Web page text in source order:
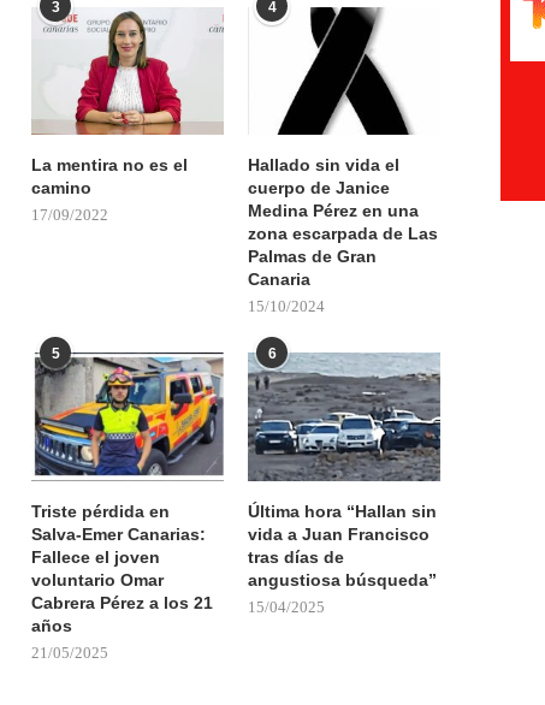
3
La mentira no es el
camino
17/09/2022
4
Hallado sin vida el
cuerpo de Janice
Medina Pérez en una
zona escarpada de Las
Palmas de Gran
Canaria
15/10/2024
5
Triste pérdida en
Salva-Emer Canarias:
Fallece el joven
voluntario Omar
Cabrera Pérez a los 21
años
21/05/2025
6
Última hora “Hallan sin
vida a Juan Francisco
tras días de
angustiosa búsqueda”
15/04/2025